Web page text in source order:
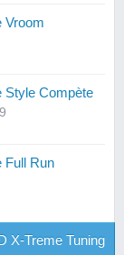
Vroom
Style Compète
Full Run
X-Treme Tuning